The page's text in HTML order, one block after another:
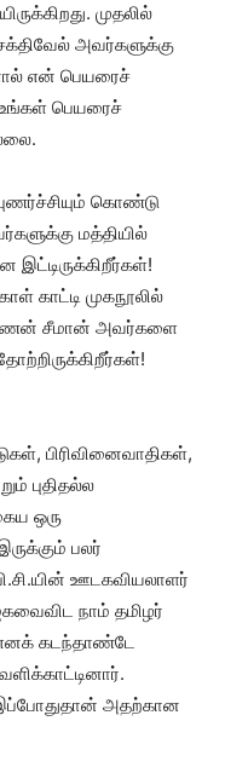
முதலில்
அவர்களுக்கு
என் பெயரைச்
பெயரைச்
கொண்டு
மத்தியில்
இட்டிருக்கிறீர்கள்!
காட்டி முகநூலில்
சீமான் அவர்களை
பிரிவினைவாதிகள்,
புதிதல்ல
ஒரு
பலர்
ஊடகவியலாளர்
நாம் தமிழர்
எனக் கடந்தாண்டே
அதற்கான